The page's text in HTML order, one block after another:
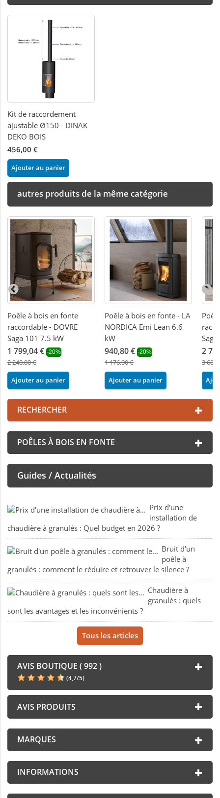
Kit de raccordement
ajustable Ø150 - DINAK
DEKO BOIS
456,00 €
Ajouter au panier
autres produits de la même catégorie
Poêle à bois en fonte
raccordable - DOVRE
Saga 101 7.5 kW
1 799,04 € -20%
2 248,80 €
Ajouter au panier
Poêle à bois en fonte - LA
NORDICA Emi Lean 6.6
kW
940,80 € -20%
1 176,00 €
Ajouter au panier
2
3
RECHERCHER
POÊLES À BOIS EN FONTE
Guides / Actualités
Prix d'une
installation de
chaudière à granulés : Quel budget en 2026 ?
Bruit d'un
poêle à
granulés : comment le réduire et retrouver le silence ?
Chaudière à
granulés : quels
sont les avantages et les inconvénients ?
Tous les articles
AVIS BOUTIQUE ( 992 )
(4,7/5)
AVIS PRODUITS
MARQUES
INFORMATIONS